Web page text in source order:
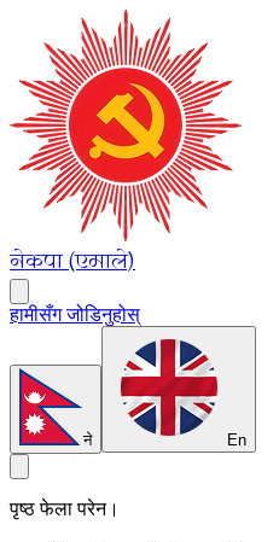
नेकपा (एमाले)
हामीसँग जोडिनुहोस्
ने En
पृष्ठ फेला परेन।